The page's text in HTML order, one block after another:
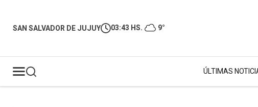
SAN SALVADOR DE JUJUY 03:43 HS. 9°
ÚLTIMAS